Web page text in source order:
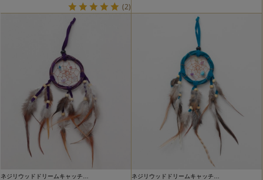
(2)
ネジリウッドドリームキャッチ… ネジリウッドドリームキャッチ…